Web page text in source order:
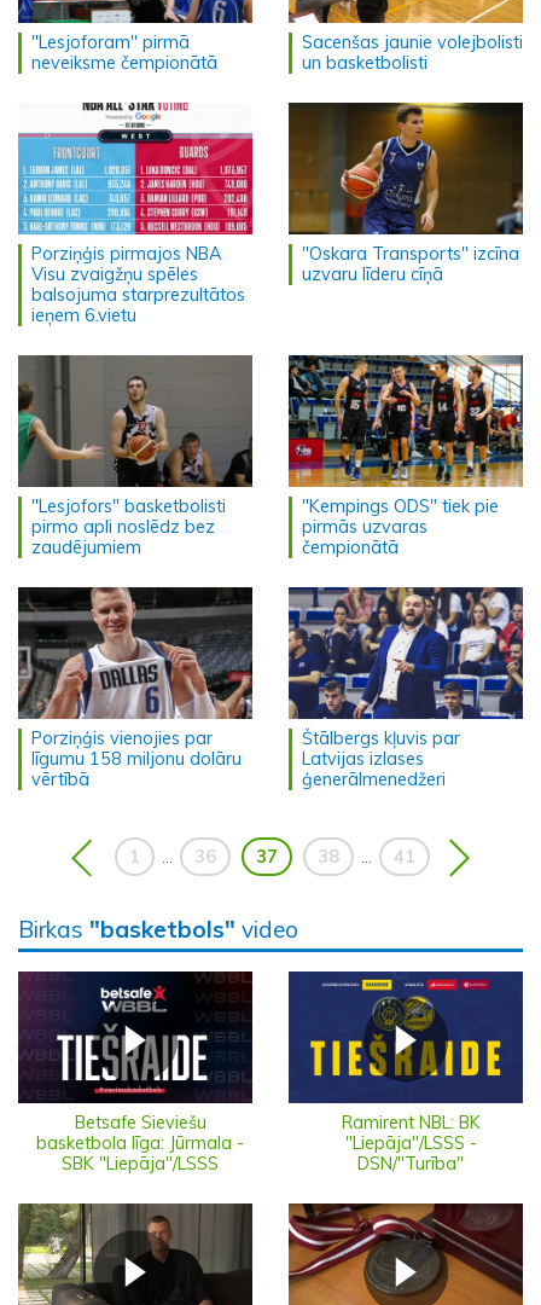
"Lesjoforam" pirmā
neveiksme čempionātā
Sacenšas jaunie volejbolisti
un basketbolisti
Porziņģis pirmajos NBA
Visu zvaigžņu spēles
balsojuma starprezultātos
ieņem 6.vietu
"Oskara Transports" izcīna
uzvaru līderu cīņā
"Lesjofors" basketbolisti
pirmo apli noslēdz bez
zaudējumiem
"Kempings ODS" tiek pie
pirmās uzvaras
čempionātā
Porziņģis vienojies par
līgumu 158 miljonu dolāru
vērtībā
Štālbergs kļuvis par
Latvijas izlases
ģenerālmenedžeri
1 36 37 38 41
Birkas "basketbols" video
Betsafe Sieviešu
basketbola līga: Jūrmala -
SBK "Liepāja"/LSSS
Ramirent NBL: BK
"Liepāja"/LSSS -
DSN/"Turība"